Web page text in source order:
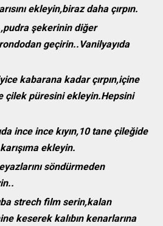
ekleyin,biraz daha çırpın.
,pudra şekerinin diğer
geçirin..Vanilyayıda
kabarana kadar çırpın,içine
çilek püresini ekleyin.Hepsini
ince ince kıyın,10 tane çileğide
ekleyin.
söndürmeden
strech film serin,kalan
keserek kalıbın kenarlarına